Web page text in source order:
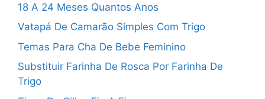
18 A 24 Meses Quantos Anos
Vatapá De Camarão Simples Com Trigo
Temas Para Cha De Bebe Feminino
Substituir Farinha De Rosca Por Farinha De
Trigo